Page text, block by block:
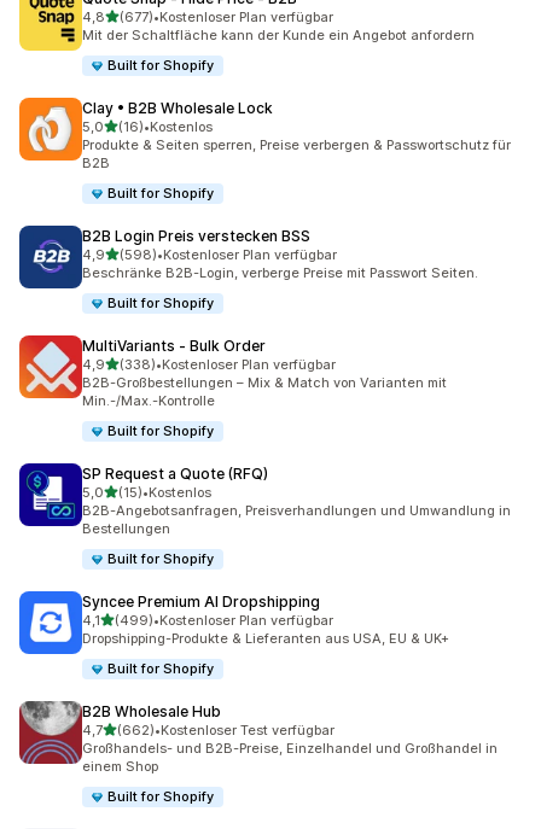
4,8von 5 Sternen
(677)
677 Rezensionen insgesamt
•Kostenloser Plan verfügbar
Mit der Schaltfläche kann der Kunde ein Angebot anfordern
Built for Shopify
Clay • B2B Wholesale Lock
5,0von 5 Sternen
(16)
16 Rezensionen insgesamt
•Kostenlos
Produkte & Seiten sperren, Preise verbergen & Passwortschutz für
B2B
Built for Shopify
B2B Login Preis verstecken BSS
4,9von 5 Sternen
(598)
598 Rezensionen insgesamt
•Kostenloser Plan verfügbar
Beschränke B2B-Login, verberge Preise mit Passwort Seiten.
Built for Shopify
MultiVariants ‑ Bulk Order
4,9von 5 Sternen
(338)
338 Rezensionen insgesamt
•Kostenloser Plan verfügbar
B2B-Großbestellungen – Mix & Match von Varianten mit
Min.-/Max.-Kontrolle
Built for Shopify
SP Request a Quote (RFQ)
5,0von 5 Sternen
(15)
15 Rezensionen insgesamt
•Kostenlos
B2B-Angebotsanfragen, Preisverhandlungen und Umwandlung in
Bestellungen
Built for Shopify
Syncee Premium AI Dropshipping
4,1von 5 Sternen
(499)
499 Rezensionen insgesamt
•Kostenloser Plan verfügbar
Dropshipping-Produkte & Lieferanten aus USA, EU & UK+
Built for Shopify
B2B Wholesale Hub
4,7von 5 Sternen
(662)
662 Rezensionen insgesamt
•Kostenloser Test verfügbar
Großhandels- und B2B-Preise, Einzelhandel und Großhandel in
einem Shop
Built for Shopify